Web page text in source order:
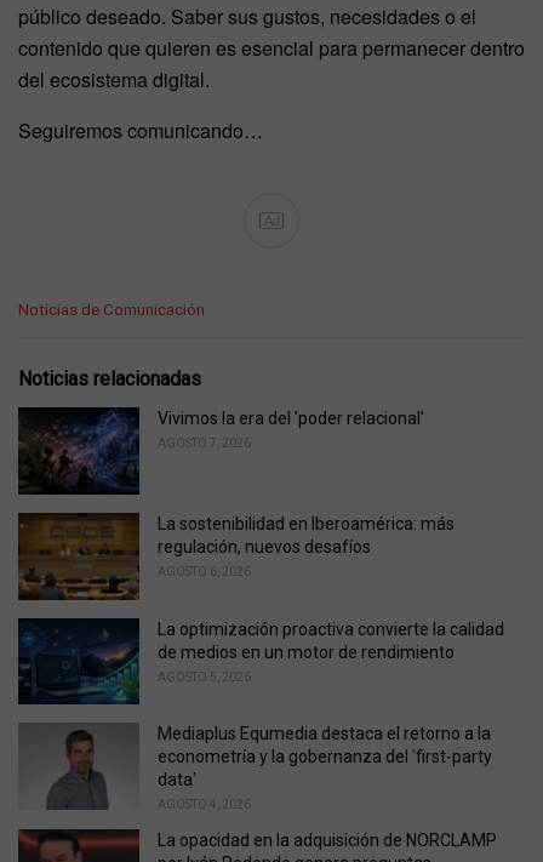
público deseado. Saber sus gustos, necesidades o el
contenido que quieren es esencial para permanecer dentro
del ecosistema digital.
Seguiremos comunicando…
Ad
C
e
r
e
Noticias de Comunicación
Noticias relacionadas
Vivimos la era del 'poder relacional'
AGOSTO 7, 2026
La sostenibilidad en Iberoamérica: más
regulación, nuevos desafíos
AGOSTO 6, 2026
La optimización proactiva convierte la calidad
de medios en un motor de rendimiento
AGOSTO 5, 2026
Mediaplus Equmedia destaca el retorno a la
econometría y la gobernanza del 'first-party
data'
AGOSTO 4, 2026
La opacidad en la adquisición de NORCLAMP